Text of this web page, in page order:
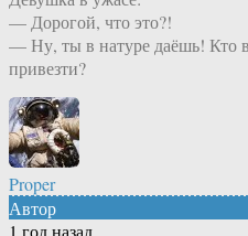
— Дорогой, что это?!
— Ну, ты в натуре даёшь! Кто
привезти?
Proper
Автор